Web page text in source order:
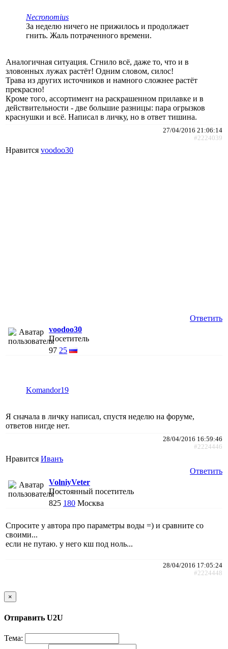
Necronomius
За неделю ничего не прижилось и продолжает
гнить. Жаль потраченного времени.
Аналогичная ситуация. Сгнило всё, даже то, что и в
зловонных лужах растёт! Одним словом, силос!
Трава из других источников и намного сложнее растёт
прекрасно!
Кроме того, ассортимент на раскрашенном прилавке и в
действительности - две большие разницы: пара огрызков
краснушки и всё. Написал в личку, но в ответ тишина.
27/04/2016 21:06:14
#2224039
Нравится voodoo30
Ответить
voodoo30
Посетитель
97 25
Komandor19
Я сначала в личку написал, спустя неделю на форуме,
ответов нигде нет.
28/04/2016 16:59:46
#2224446
Нравится Иванъ
Ответить
VolniyVeter
Постоянный посетитель
825 180 Москва
Спросите у автора про параметры воды =) и сравните со
своими...
если не путаю. у него кш под ноль...
28/04/2016 17:05:24
#2224448
×
Отправить U2U
Тема: